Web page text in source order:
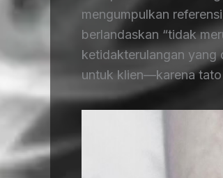
mengumpulkan
berlandaskan “tidak
ketidakterulangan yang
untuk klien—karena tato